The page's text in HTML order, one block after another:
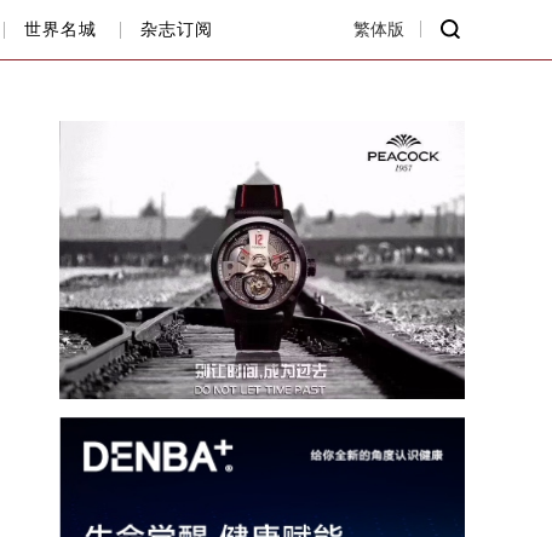
世界名城 杂志订阅 繁体版